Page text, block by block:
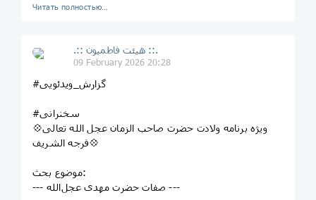
Читать полностью…
.:: هیئت فاطمیون ::.
09 February 2026 20:28
#گزارش_ویدئویی
#سخنرانی
💠ویژه برنامه ولادت حضرت صاحب الزمان عجل الله تعالی
فرجه الشریف💠
موضوع بحث:
--- صفات حضرت مهدی عجل‌الله ---